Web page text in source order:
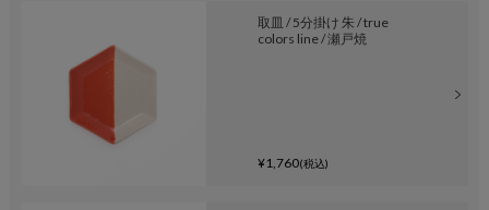
取皿 / 5分掛け 朱 / true
colors line / 瀬戸焼
¥1,760(税込)